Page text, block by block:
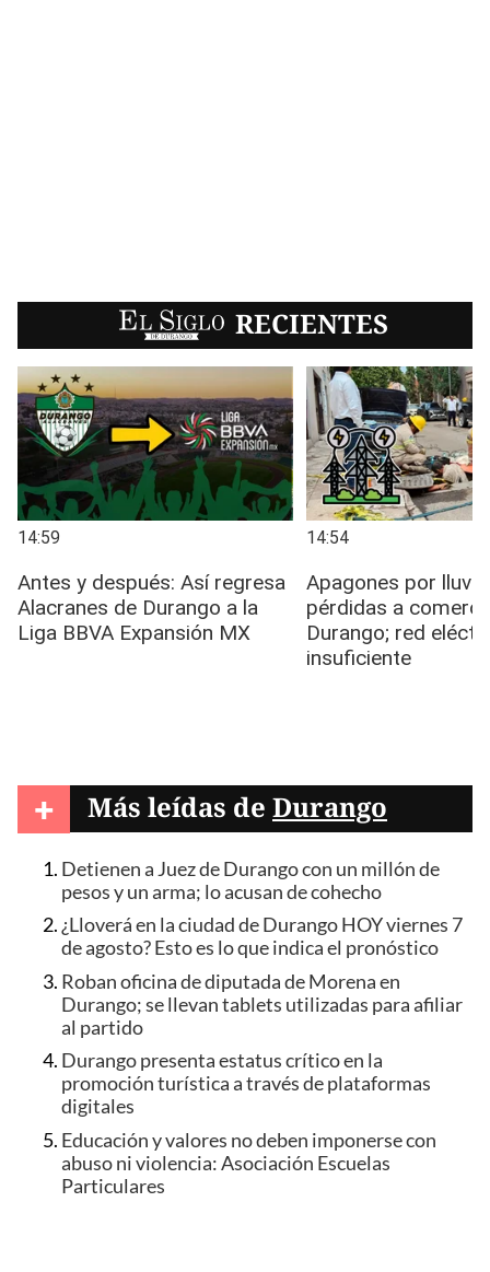
EL SIGLO RECIENTES
+ Más leídas de Durango
Detienen a Juez de Durango con un millón de
pesos y un arma; lo acusan de cohecho
¿Lloverá en la ciudad de Durango HOY viernes 7
de agosto? Esto es lo que indica el pronóstico
Roban oficina de diputada de Morena en
Durango; se llevan tablets utilizadas para afiliar
al partido
Durango presenta estatus crítico en la
promoción turística a través de plataformas
digitales
Educación y valores no deben imponerse con
abuso ni violencia: Asociación Escuelas
Particulares